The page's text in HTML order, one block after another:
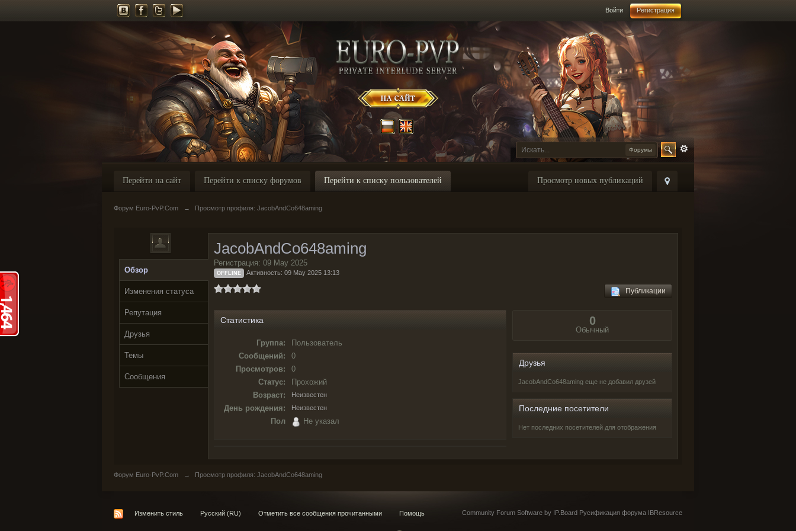
Войти Регистрация
Форумы
Просмотр новых публикаций
Перейти на сайт Перейти к списку форумов Перейти к списку пользователей
Форум Euro-PvP.Com → Просмотр профиля: JacobAndCo648aming
Обзор
Изменения статуса
Репутация
Друзья
Темы
Сообщения
JacobAndCo648aming
Регистрация: 09 May 2025
OFFLINE Активность: 09 May 2025 13:13
Публикации
Статистика
Группа:
Пользователь
Сообщений:
0
Просмотров:
0
Статус:
Прохожий
Возраст:
Неизвестен
День рождения: Неизвестен
Пол Не указал
0
Обычный
Друзья
JacobAndCo648aming еще не добавил друзей
Последние посетители
Нет последних посетителей для отображения
Форум Euro-PvP.Com → Просмотр профиля: JacobAndCo648aming
Изменить стиль Русский (RU) Отметить все сообщения прочитанными Помощь Community Forum Software by IP.Board Русификация форума IBResource